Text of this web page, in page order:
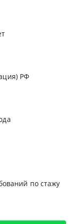
РФ
по стажу